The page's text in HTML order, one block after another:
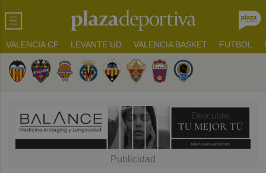
VALENCIA CF LEVANTE UD VALENCIA BASKET FUTBOL